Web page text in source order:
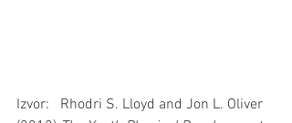
Izvor:   Rhodri S. Lloyd and Jon L. Oliver